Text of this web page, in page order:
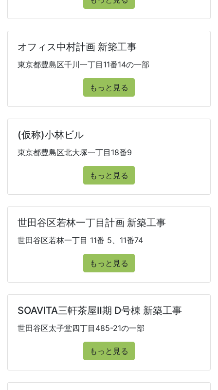
オフィス中村計画 新築工事
東京都豊島区千川一丁目11番14の一部
もっと見る
(仮称)小林ビル
東京都豊島区北大塚一丁目18番9
もっと見る
世田谷区若林一丁目計画 新築工事
世田谷区若林一丁目 11番 5、11番74
もっと見る
SOAVITA三軒茶屋Ⅱ期 D号棟 新築工事
世田谷区太子堂四丁目485-21の一部
もっと見る